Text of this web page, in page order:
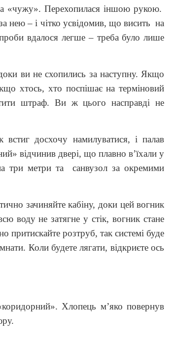
«чужу». Перехопилася іншою рукою.
нею – і чітко усвідомив, що висить на
вдалося легше – треба було лише
ви не схопились за наступну. Якщо
хтось, хто поспішає на терміновий
штраф. Ви ж цього насправді не
досхочу намилуватися, і палав
відчинив двері, що плавно в’їхали у
три метри та
санвузол за окремими
зачиняйте кабіну, доки цей вогник
воду не затягне у стік, вогник стане
притискайте розтруб, так системі буде
Коли будете лягати, відкриєте ось
Хлопець м’яко повернув